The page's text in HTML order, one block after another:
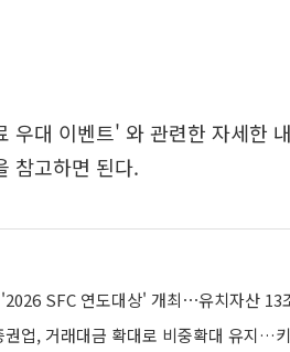
우대 이벤트' 와 관련한 자세한
참고하면 된다.
SFC 연도대상' 개최⋯유치자산 13
권업, 거래대금 확대로 비중확대 유지…키